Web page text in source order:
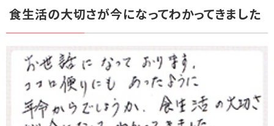
食生活の大切さが今になってわかってきました